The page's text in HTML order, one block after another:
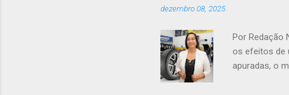
dezembro 08, 2025
Por Redação
os efeitos de
apuradas, o